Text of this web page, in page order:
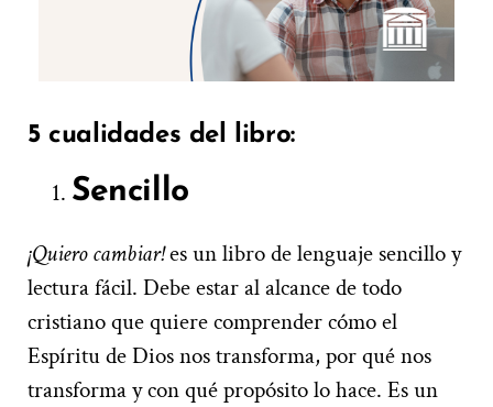
5 cualidades del libro:
Sencillo
¡Quiero cambiar!es un libro de lenguaje sencillo y
lectura fácil. Debe estar al alcance de todo
cristiano que quiere comprender cómo el
Espíritu de Dios nos transforma, por qué nos
transforma y con qué propósito lo hace. Es un